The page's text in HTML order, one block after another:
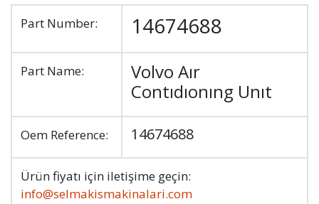
Part Number: 14674688
Part Name:
Volvo Aır
Contıdıonıng Unıt
Oem Reference: 14674688
Ürün fiyatı için iletişime geçin:
info@selmakismakinalari.com